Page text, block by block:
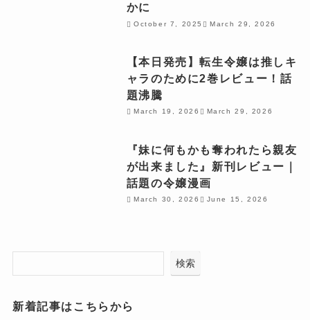
かに
October 7, 2025 March 29, 2026
【本日発売】転生令嬢は推しキ
ャラのために2巻レビュー！話
題沸騰
March 19, 2026 March 29, 2026
『妹に何もかも奪われたら親友
が出来ました』新刊レビュー｜
話題の令嬢漫画
March 30, 2026 June 15, 2026
検索
新着記事はこちらから